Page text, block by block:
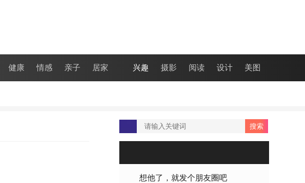
健康 情感 亲子 居家 兴趣 摄影 阅读 设计 美图
想他了，就发个朋友圈吧